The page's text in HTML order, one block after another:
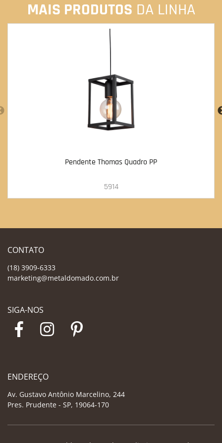
MAIS PRODUTOS DA LINHA
Pendente Thomas Quadro PP
5914
CONTATO
(18) 3909-6333
marketing@metaldomado.com.br
SIGA-NOS
ENDEREÇO
Av. Gustavo Antônio Marcelino, 244
Pres. Prudente - SP, 19064-170